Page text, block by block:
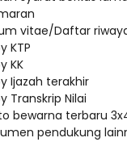
vitae/Daftar
KTP
KK
Ijazah terakhir
Transkrip Nilai
bewarna terbaru
pendukung